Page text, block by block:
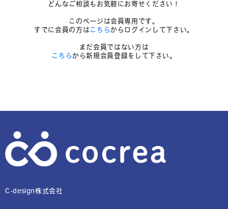
どんなご相談もお気軽にお寄せください！
このページは会員専用です。
すでに会員の方は こちらからログインして下さい。
まだ会員ではない方は
こちらから新規会員登録をして下さい。
C-design株式会社